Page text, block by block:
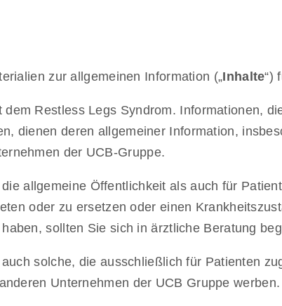
zur allgemeinen Information („Inhalte“)
Restless Legs Syndrom. Informationen,
dienen deren allgemeiner Information,
der UCB-Gruppe.
allgemeine Öffentlichkeit als auch für
oder zu ersetzen oder einen
sollten Sie sich in ärztliche Beratung
solche, die ausschließlich für Patienten
Unternehmen der UCB Gruppe werben.